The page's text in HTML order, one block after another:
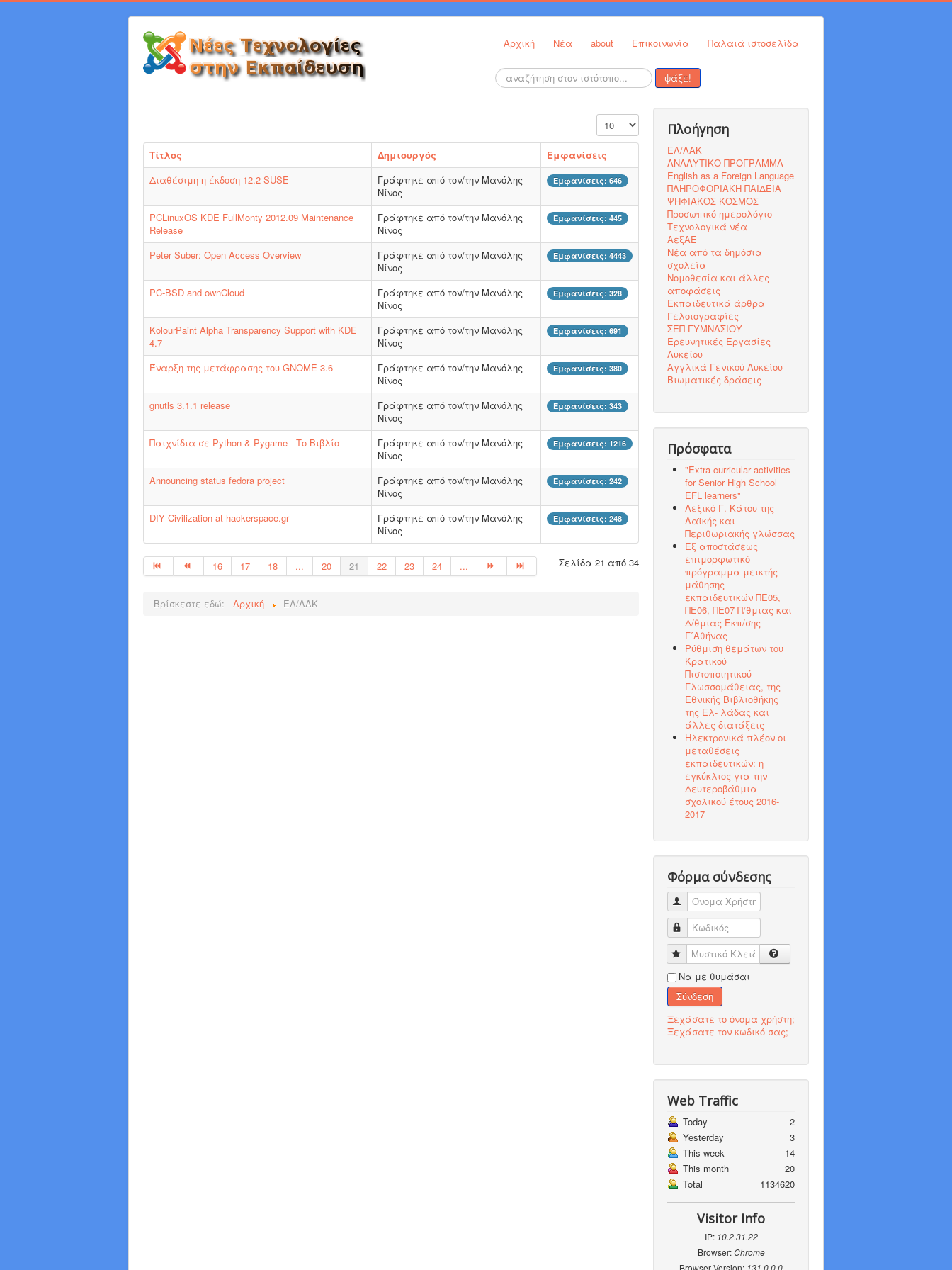
Αρχική Νέα about Επικοινωνία Παλαιά ιστοσελίδα
Αναζήτηση... ψάξε!
Εμφάνιση #
Τίτλος Δημιουργός
Εμφανίσεις
Διαθέσιμη η έκδοση 12.2 SUSE
Γράφτηκε από τον/την Μανόλης
Νίνος
Εμφανίσεις: 646
PCLinuxOS KDE FullMonty 2012.09 Maintenance
Release
Γράφτηκε από τον/την Μανόλης
Νίνος
Εμφανίσεις: 445
Peter Suber: Open Access Overview
Γράφτηκε από τον/την Μανόλης
Νίνος
Εμφανίσεις: 4443
PC-BSD and ownCloud
Γράφτηκε από τον/την Μανόλης
Νίνος
Εμφανίσεις: 328
KolourPaint Alpha Transparency Support with KDE
4.7
Γράφτηκε από τον/την Μανόλης
Νίνος
Εμφανίσεις: 691
Έναρξη της μετάφρασης του GNOME 3.6
Γράφτηκε από τον/την Μανόλης
Νίνος
Εμφανίσεις: 380
gnutls 3.1.1 release
Γράφτηκε από τον/την Μανόλης
Νίνος
Εμφανίσεις: 343
Παιχνίδια σε Python & Pygame - Το Βιβλίο
Γράφτηκε από τον/την Μανόλης
Νίνος
Εμφανίσεις: 1216
Announcing status fedora project
Γράφτηκε από τον/την Μανόλης
Νίνος
Εμφανίσεις: 242
DIY Civilization at hackerspace.gr
Γράφτηκε από τον/την Μανόλης
Νίνος
Εμφανίσεις: 248
Σελίδα 21 από 34
16 17 18 ... 20 21 22 23 24 ...
Βρίσκεστε εδώ: Αρχική ΕΛ/ΛΑΚ
Πλοήγηση
ΕΛ/ΛΑΚ
ΑΝΑΛΥΤΙΚΟ ΠΡΟΓΡΑΜΜΑ
English as a Foreign Language
ΠΛΗΡΟΦΟΡΙΑΚΗ ΠΑΙΔΕΙΑ
ΨΗΦΙΑΚΟΣ ΚΟΣΜΟΣ
Προσωπικό ημερολόγιο
Τεχνολογικά νέα
ΑεξΑΕ
Νέα από τα δημόσια
σχολεία
Νομοθεσία και άλλες
αποφάσεις
Εκπαιδευτικά άρθρα
Γελοιογραφίες
ΣΕΠ ΓΥΜΝΑΣΙΟΥ
Ερευνητικές Εργασίες
Λυκείου
Αγγλικά Γενικού Λυκείου
Βιωματικές δράσεις
Πρόσφατα
"Εxtra curricular activities
for Senior High School
EFL learners"
Λεξικό Γ. Κάτου της
Λαϊκής και
Περιθωριακής γλώσσας
Εξ αποστάσεως
επιμορφωτικό
πρόγραμμα μεικτής
μάθησης
εκπαιδευτικών ΠΕ05,
ΠΕ06, ΠΕ07 Π/θμιας και
Δ/θμιας Εκπ/σης
Γ΄Αθήνας
Ρύθμιση θεμάτων του
Κρατικού
Πιστοποιητικού
Γλωσσομάθειας, της
Εθνικής Βιβλιοθήκης
της Ελ- λάδας και
άλλες διατάξεις
Ηλεκτρονικά πλέον οι
μεταθέσεις
εκπαιδευτικών: η
εγκύκλιος για την
Δευτεροβάθμια
σχολικού έτους 2016-
2017
Φόρμα σύνδεσης
Όνομα Χρήστη
Κωδικός
Μυστικό Κλειδί
Να με θυμάσαι
Σύνδεση
Ξεχάσατε το όνομα χρήστη;
Ξεχάσατε τον κωδικό σας;
Web Traffic
Today
2
Yesterday
3
This week
14
This month
20
Total
1134620
Visitor Info
IP: 10.2.31.22
Browser:Chrome
Browser Version: 131.0.0.0